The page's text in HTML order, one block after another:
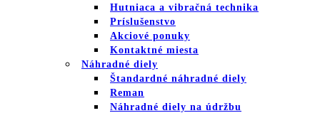
Hutniaca a vibračná technika
Príslušenstvo
Akciové ponuky
Kontaktné miesta
Náhradné diely
Štandardné náhradné diely
Reman
Náhradné diely na údržbu